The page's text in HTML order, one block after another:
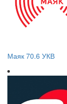
Маяк 70.6 УКВ